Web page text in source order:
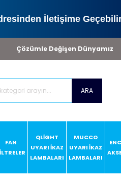
İletişime
Çözümle Değişen Dünyamız
ARA
FAN
QLİGHT
UYARI İKAZ
LAMBALARI
MUCCO
UYARI İKAZ
LAMBALARI